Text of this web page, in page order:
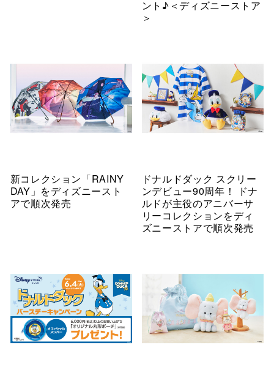
ント♪＜ディズニーストア
＞
新コレクション「RAINY
DAY」をディズニースト
アで順次発売
ドナルドダック スクリー
ンデビュー90周年！ ドナ
ルドが主役のアニバーサ
リーコレクションをディ
ズニーストアで順次発売